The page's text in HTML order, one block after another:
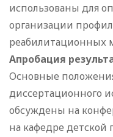
использованы для
организации
реабилитационных
Апробация
Основные
диссертационного
обсуждены на
на кафедре